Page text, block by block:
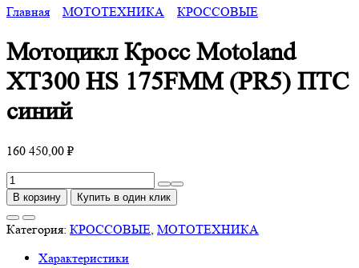
Главная МОТОТЕХНИКА КРОССОВЫЕ
Мотоцикл Кросс Motoland
XT300 HS 175FMM (PR5) ПТС
синий
160 450,00 ₽
Количество
товара
Кросс
XT300
В корзину Купить в один клик
Категория: КРОССОВЫЕ, МОТОТЕХНИКА
Характеристики